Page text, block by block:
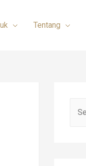
Tentang